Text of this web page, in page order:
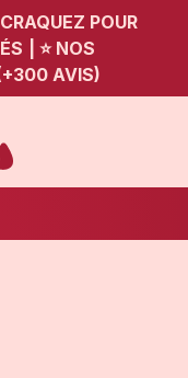
POUR
⭐ NOS
AVIS)